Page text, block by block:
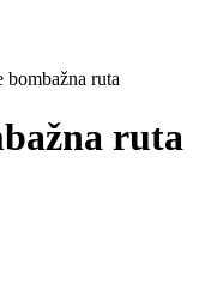
ruta
ruta